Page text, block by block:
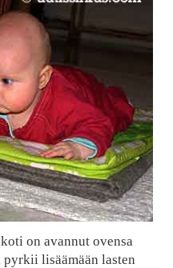
on avannut ovensa
lisäämään lasten